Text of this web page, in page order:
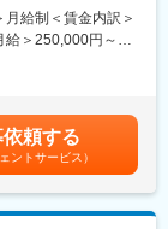
、おくすり飲めた
。
給制＜賃金内訳＞
給＞250,000円～
記です。
依頼する
ントサービス）